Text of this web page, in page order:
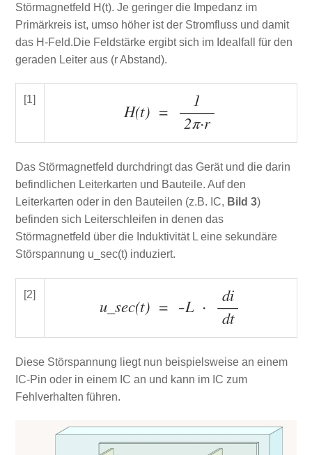
Störmagnetfeld H(t). Je geringer die Impedanz im
Primärkreis ist, umso höher ist der Stromfluss und damit
das H-Feld.Die Feldstärke ergibt sich im Idealfall für den
geraden Leiter aus (r Abstand).
[1]
Das Störmagnetfeld durchdringt das Gerät und die darin
befindlichen Leiterkarten und Bauteile. Auf den
Leiterkarten oder in den Bauteilen (z.B. IC, Bild 3)
befinden sich Leiterschleifen in denen das
Störmagnetfeld über die Induktivität L eine sekundäre
Störspannung u_sec(t) induziert.
[2]
Diese Störspannung liegt nun beispielsweise an einem
IC-Pin oder in einem IC an und kann im IC zum
Fehlverhalten führen.